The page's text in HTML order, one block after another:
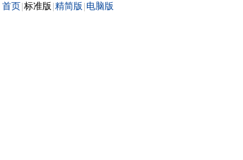
首页 标准版 精简版 电脑版